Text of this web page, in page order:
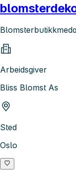
Arbeidsgiver
Bliss Blomst As
Sted
Oslo